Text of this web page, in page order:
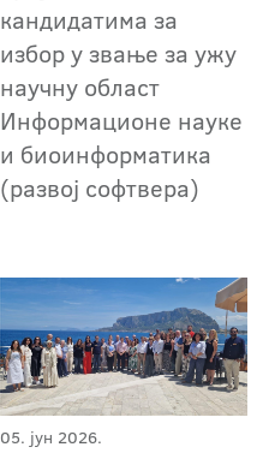
кандидатима за
избор у звање за ужу
научну област
Информационе науке
и биоинформатика
(развој софтвера)
05. јун 2026.